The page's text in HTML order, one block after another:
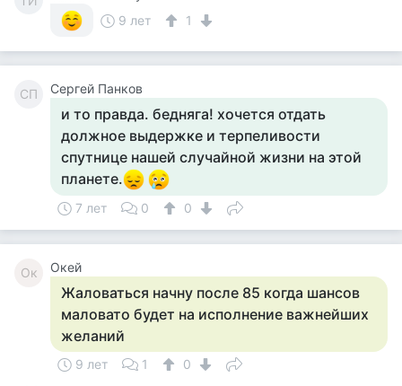
9 лет
1
СП Сергей Панков
и то правда. бедняга! хочется отдать
должное выдержке и терпеливости
спутнице нашей случайной жизни на этой
планете.
7 лет 0 0
Ок Окей
Жаловаться начну после 85 когда шансов
маловато будет на исполнение важнейших
желаний
9 лет 1
0